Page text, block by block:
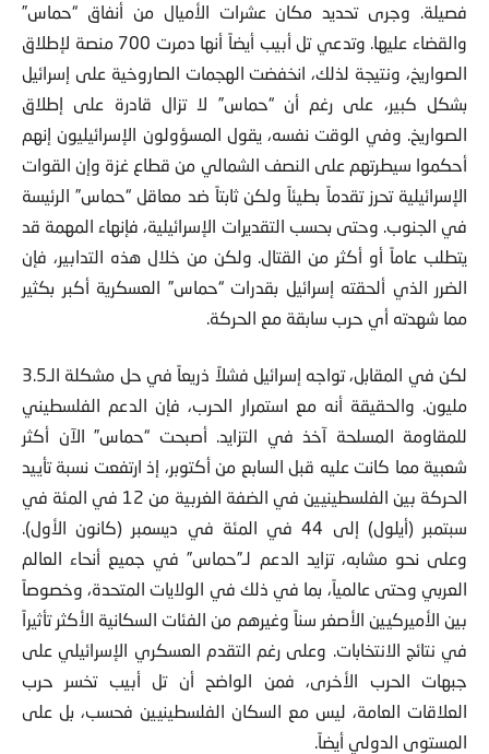
فصيلة. وجرى تحديد مكان عشرات الأميال من أنفاق “حماس”
والقضاء عليها. وتدعي تل أبيب أيضاً أنها دمرت 700 منصة لإطلاق
الصواريخ، ونتيجة لذلك، انخفضت الهجمات الصاروخية على إسرائيل
بشكل كبير، على رغم أن “حماس” لا تزال قادرة على إطلاق
الصواريخ. وفي الوقت نفسه، يقول المسؤولون الإسرائيليون إنهم
أحكموا سيطرتهم على النصف الشمالي من قطاع غزة وإن القوات
الإسرائيلية تحرز تقدماً بطيئاً ولكن ثابتاً ضد معاقل “حماس” الرئيسة
في الجنوب. وحتى بحسب التقديرات الإسرائيلية، فإنهاء المهمة قد
يتطلب عاماً أو أكثر من القتال. ولكن من خلال هذه التدابير، فإن
الضرر الذي ألحقته إسرائيل بقدرات “حماس” العسكرية أكبر بكثير
مما شهدته أي حرب سابقة مع الحركة.
لكن في المقابل، تواجه إسرائيل فشلاً ذريعاً في حل مشكلة الـ3.5
مليون. والحقيقة أنه مع استمرار الحرب، فإن الدعم الفلسطيني
للمقاومة المسلحة آخذ في التزايد. أصبحت “حماس” الآن أكثر
شعبية مما كانت عليه قبل السابع من أكتوبر، إذ ارتفعت نسبة تأييد
الحركة بين الفلسطينيين في الضفة الغربية من 12 في المئة في
سبتمبر (أيلول) إلى 44 في المئة في ديسمبر (كانون الأول).
وعلى نحو مشابه، تزايد الدعم لـ”حماس” في جميع أنحاء العالم
العربي وحتى عالمياً، بما في ذلك في الولايات المتحدة، وخصوصاً
بين الأميركيين الأصغر سناً وغيرهم من الفئات السكانية الأكثر تأثيراً
في نتائج الانتخابات. وعلى رغم التقدم العسكري الإسرائيلي على
جبهات الحرب الأخرى، فمن الواضح أن تل أبيب تخسر حرب
العلاقات العامة، ليس مع السكان الفلسطينيين فحسب، بل على
المستوى الدولي أيضاً.